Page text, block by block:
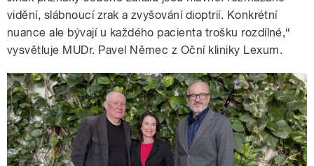
vidění, slábnoucí zrak a zvyšování dioptrií. Konkrétní
nuance ale bývají u každého pacienta trošku rozdílné,“
vysvětluje MUDr. Pavel Němec z Oční kliniky Lexum.